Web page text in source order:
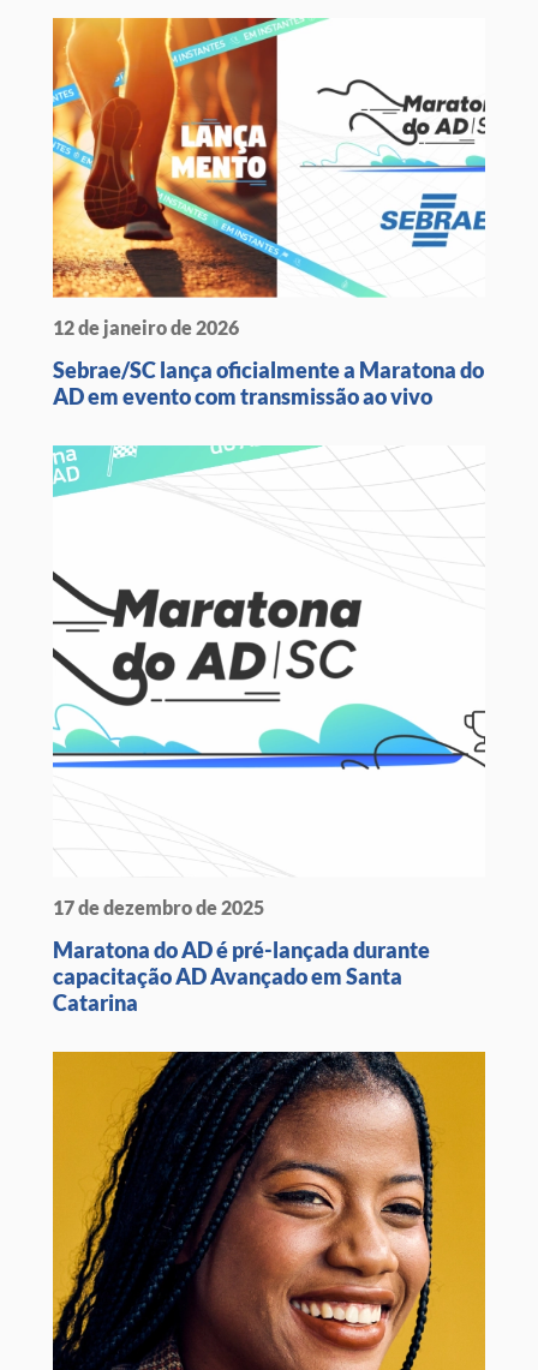
12 de janeiro de 2026
Sebrae/SC lança oficialmente a Maratona do
AD em evento com transmissão ao vivo
17 de dezembro de 2025
Maratona do AD é pré-lançada durante
capacitação AD Avançado em Santa
Catarina